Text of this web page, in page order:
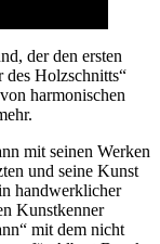
der den ersten
Holzschnitts“
harmonischen
mit seinen Werken
und seine Kunst
handwerklicher
Kunstkenner
mit dem nicht